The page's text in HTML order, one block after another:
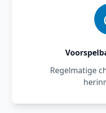
Regelmatige